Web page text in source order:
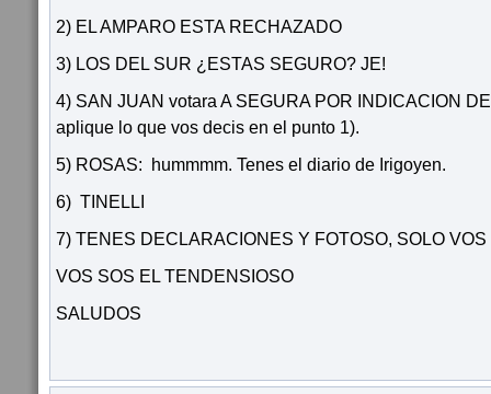
2) EL AMPARO ESTA RECHAZADO
3) LOS DEL SUR ¿ESTAS SEGURO? JE!
4) SAN JUAN votara A SEGURA POR INDICACION
aplique lo que vos decis en el punto 1).
5) ROSAS: hummmm. Tenes el diario de Irigoyen.
6) TINELLI
7) TENES DECLARACIONES Y FOTOSO, SOLO
VOS SOS EL TENDENSIOSO
SALUDOS